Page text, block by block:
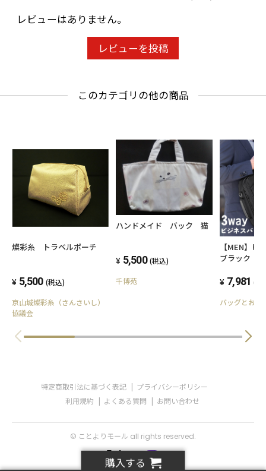
購入する
レビューはありません。
レビューを投稿
このカテゴリの他の商品
燦彩糸 トラベルポーチ
5,500 (税込)
京山城燦彩糸（さんさいし）
協議会
ハンドメイド バック 猫
5,500 (税込)
千博苑
【MEN】
ブラック
7,981 (税
バッグとお財
特定商取引法に基づく表記
プライバシーポリシー
利用規約
よくある質問 お問い合わせ
© ことよりモール all rights reserved.